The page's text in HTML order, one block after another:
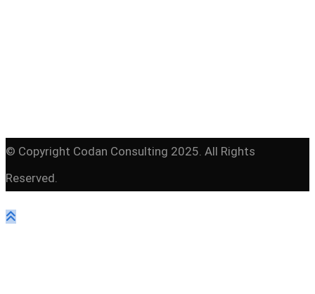
© Copyright Codan Consulting 2025. All Rights
Reserved.